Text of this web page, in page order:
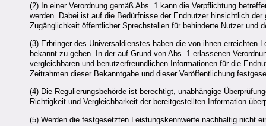
(2) In einer Verordnung gemäß Abs. 1 kann die Verpflichtung
werden. Dabei ist auf die Bedürfnisse der Endnutzer hinsichtlich
Zugänglichkeit öffentlicher Sprechstellen für behinderte Nutzer und
(3) Erbringer des Universaldienstes haben die von ihnen erreichten
bekannt zu geben. In der auf Grund von Abs. 1 erlassenen
vergleichbaren und benutzerfreundlichen Informationen für die
Zeitrahmen dieser Bekanntgabe und dieser Veröffentlichung
(4) Die Regulierungsbehörde ist berechtigt, unabhängige
Richtigkeit und Vergleichbarkeit der bereitgestellten Information
(5) Werden die festgesetzten Leistungskennwerte nachhaltig nicht